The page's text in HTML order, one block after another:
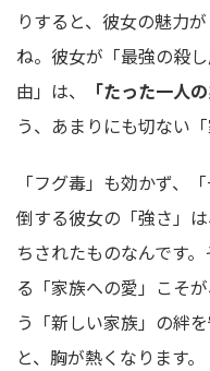
りすると、彼女の魅力
ね。彼女が「最強の殺
由」は、
「たった一人
う、あまりにも切ない
「フグ毒」も効かず、
倒する彼女の「強さ」
ちされたものなんです
る「家族への愛」こそ
う「新しい家族」の絆
と、胸が熱くなります。